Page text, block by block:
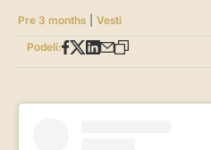
Pre 3 months Vesti
Podeli: